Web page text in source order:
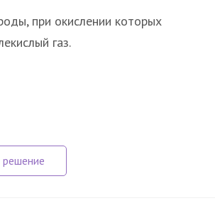
при окислении которых
газ.